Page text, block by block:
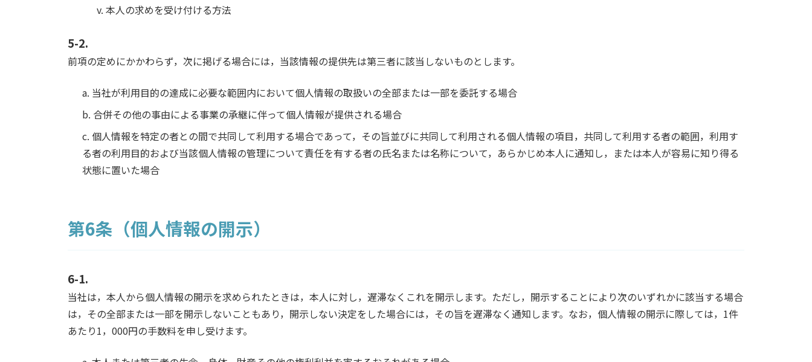
v. 本人の求めを受け付ける方法
5-2.
前項の定めにかかわらず，次に掲げる場合には，当該情報の提供先は第三者に該当しないものとします。
a. 当社が利用目的の達成に必要な範囲内において個人情報の取扱いの全部または一部を委託する場合
b. 合併その他の事由による事業の承継に伴って個人情報が提供される場合
c. 個人情報を特定の者との間で共同して利用する場合であって，その旨並びに共同して利用される個人情報の項目，共同して利用する者の範囲，利用す
る者の利用目的および当該個人情報の管理について責任を有する者の氏名または名称について，あらかじめ本人に通知し，または本人が容易に知り得る
状態に置いた場合
第6条（個人情報の開示）
6-1.
当社は，本人から個人情報の開示を求められたときは，本人に対し，遅滞なくこれを開示します。ただし，開示することにより次のいずれかに該当する場合
は，その全部または一部を開示しないこともあり，開示しない決定をした場合には，その旨を遅滞なく通知します。なお，個人情報の開示に際しては，1件
あたり1，000円の手数料を申し受けます。